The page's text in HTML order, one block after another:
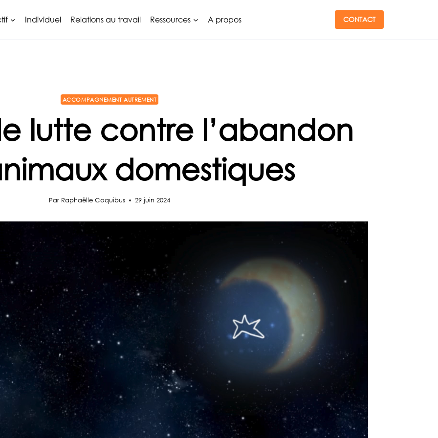
Individuel Relations au travail Ressources A propos CONTACT
ACCOMPAGNEMENT AUTREMENT
lutte contre l’abandon
domestiques
Par Raphaëlle Coquibus 29 juin 2024